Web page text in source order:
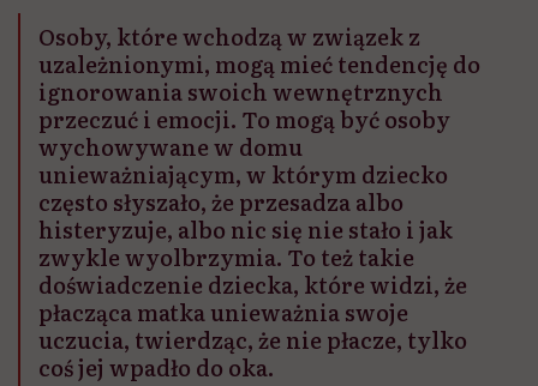
może chyba tylko
głupota i brak
wyobraźni"
Osoby, które wchodzą w związek z
uzależnionymi, mogą mieć tendencję do
ignorowania swoich wewnętrznych
przeczuć i emocji. To mogą być osoby
wychowywane w domu
unieważniającym, w którym dziecko
często słyszało, że przesadza albo
histeryzuje, albo nic się nie stało i jak
zwykle wyolbrzymia. To też takie
doświadczenie dziecka, które widzi, że
płacząca matka unieważnia swoje
uczucia, twierdząc, że nie płacze, tylko
coś jej wpadło do oka.